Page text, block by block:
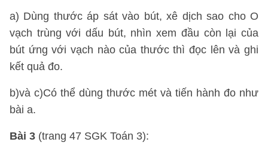
a) Dùng thước áp sát vào bút, xê dịch sao cho O
vạch trùng với dấu bút, nhìn xem đầu còn lại của
bút ứng với vạch nào của thước thì đọc lên và ghi
kết quả đo.
b)và c)Có thể dùng thước mét và tiến hành đo như
bài a.
Bài 3 (trang 47 SGK Toán 3):